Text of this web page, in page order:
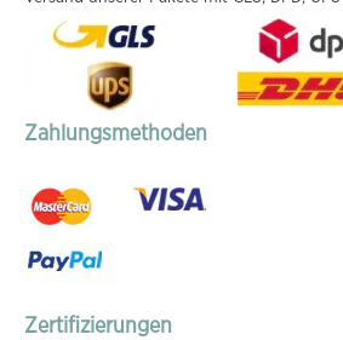
Zahlungsmethoden
Zertifizierungen